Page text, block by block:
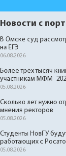
Новости с
В Омске суд
на ЕГЭ
06.08.2026
Более трёх тысяч
участникам
05.08.2026
Сколько лет нужно
мнения ректоров
05.08.2026
Студенты НовГУ
работающих с
05.08.2026